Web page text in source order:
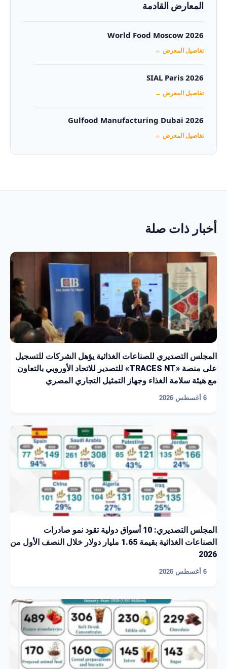
المعارض القادمة
World Food Moscow 2026
تفاصيل المعرض ←
SIAL Paris 2026
تفاصيل المعرض ←
Gulfood Manufacturing Dubai 2026‏
تفاصيل المعرض ←
أخبار ذات صلة
المجلس التصديري للصناعات الغذائية يؤهل الشركات للتسجيل
على منصة «TRACES NT» للتصدير للاتحاد الأوروبي بالتعاون
مع هيئة سلامة الغذاء وجهاز التمثيل التجاري المصري
6 أغسطس 2026
المجلس التصديري: 10 أسواق دولية تقود نمو صادرات
الصناعات الغذائية بقيمة 1.65 مليار دولار خلال النصف الأول من
2026
6 أغسطس 2026